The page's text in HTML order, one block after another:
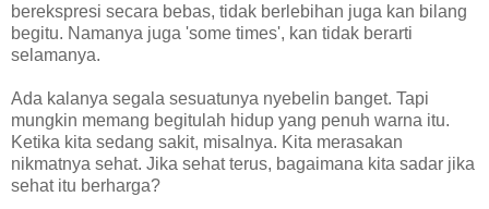
berekspresi secara bebas, tidak berlebihan juga kan bilang
begitu. Namanya juga 'some times', kan tidak berarti
selamanya.
Ada kalanya segala sesuatunya nyebelin banget. Tapi
mungkin memang begitulah hidup yang penuh warna itu.
Ketika kita sedang sakit, misalnya. Kita merasakan
nikmatnya sehat. Jika sehat terus, bagaimana kita sadar jika
sehat itu berharga?